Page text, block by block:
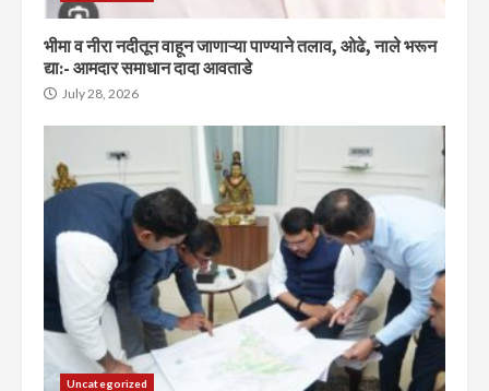
भीमा व नीरा नदीतून वाहून जाणाऱ्या पाण्याने तलाव, ओढे, नाले भरून
द्या:- आमदार समाधान दादा आवताडे
July 28, 2026
Uncategorized